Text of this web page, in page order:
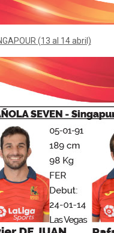
(13 al 14 abril)